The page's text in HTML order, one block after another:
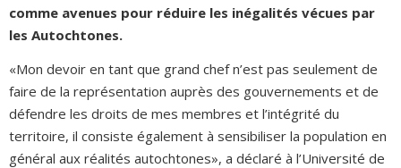
comme avenues pour réduire les inégalités vécues par
les Autochtones.
«Mon devoir en tant que grand chef n’est pas seulement de
faire de la représentation auprès des gouvernements et de
défendre les droits de mes membres et l’intégrité du
territoire, il consiste également à sensibiliser la population en
général aux réalités autochtones», a déclaré à l’Université de